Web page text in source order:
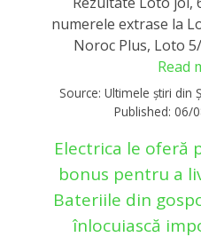
numerele extrase la
Noroc Plus, Loto
Read
Source: Ultimele știri din
Published: 06/
Electrica le oferă
bonus pentru a
Bateriile din
înlocuiască